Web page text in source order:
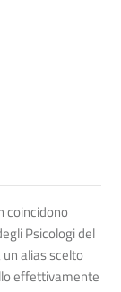
coincidono
Psicologi del
alias scelto
effettivamente